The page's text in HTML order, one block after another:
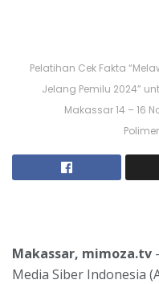
Pelatihan Cek Fakta
Jelang Pemilu 2024”
Makassar 14 – 16
Makassar, mimoza.tv
Media Siber Indonesia